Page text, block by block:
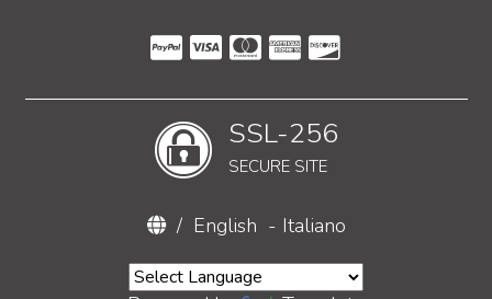
SSL-256
SECURE SITE
/ English - Italiano